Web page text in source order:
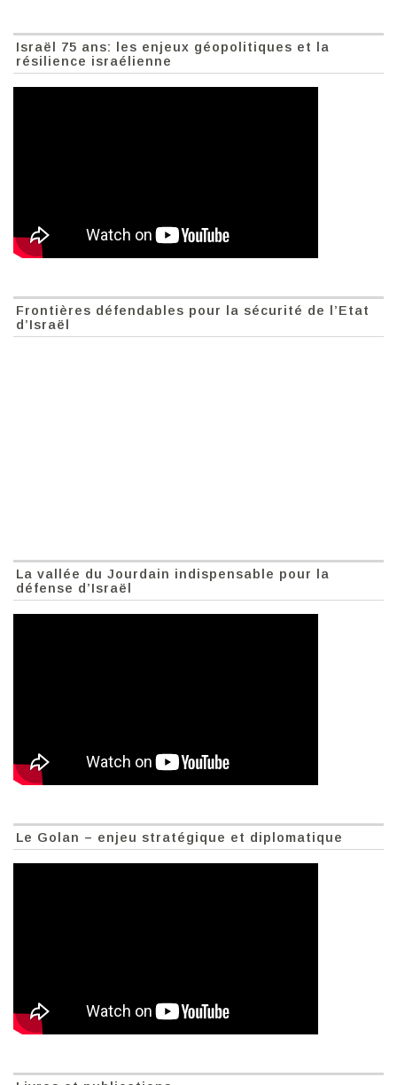
Israël 75 ans: les enjeux géopolitiques et la
résilience israélienne
Frontières défendables pour la sécurité de l’Etat
d’Israël
La vallée du Jourdain indispensable pour la
défense d’Israël
Le Golan – enjeu stratégique et diplomatique